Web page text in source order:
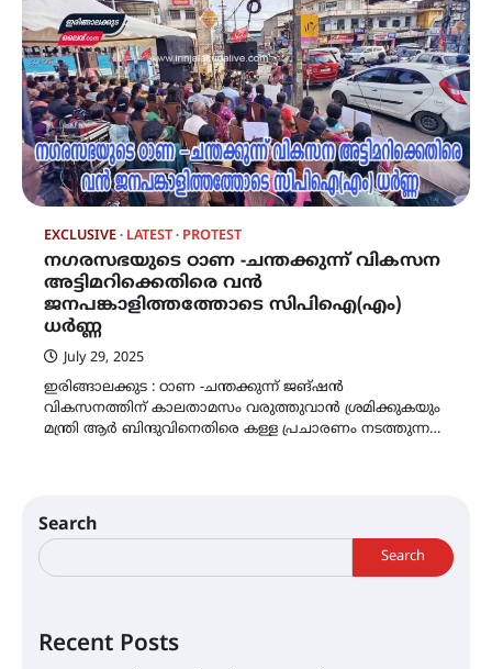
EXCLUSIVE LATEST PROTEST
നഗരസഭയുടെ ഠാണ -ചന്തക്കുന്ന് വികസന
അട്ടിമറിക്കെതിരെ വൻ
ജനപങ്കാളിത്തത്തോടെ സിപിഐ(എം)
ധർണ്ണ
July 29, 2025
ഇരിങ്ങാലക്കുട : ഠാണ -ചന്തക്കുന്ന് ജങ്ഷൻ
വികസനത്തിന് കാലതാമസം വരുത്തുവാൻ ശ്രമിക്കുകയും
മന്ത്രി ആർ ബിന്ദുവിനെതിരെ കള്ള പ്രചാരണം നടത്തുന്ന…
Search
Search
Recent Posts